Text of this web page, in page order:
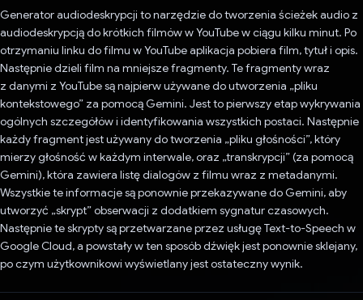
Generator audiodeskrypcji to narzędzie do tworzenia ścieżek audio z
audiodeskrypcją do krótkich filmów w YouTube w ciągu kilku minut. Po
otrzymaniu linku do filmu w YouTube aplikacja pobiera film, tytuł i opis.
Następnie dzieli film na mniejsze fragmenty. Te fragmenty wraz
z danymi z YouTube są najpierw używane do utworzenia „pliku
kontekstowego” za pomocą Gemini. Jest to pierwszy etap wykrywania
ogólnych szczegółów i identyfikowania wszystkich postaci. Następnie
każdy fragment jest używany do tworzenia „pliku głośności”, który
mierzy głośność w każdym interwale, oraz „transkrypcji” (za pomocą
Gemini), która zawiera listę dialogów z filmu wraz z metadanymi.
Wszystkie te informacje są ponownie przekazywane do Gemini, aby
utworzyć „skrypt” obserwacji z dodatkiem sygnatur czasowych.
Następnie te skrypty są przetwarzane przez usługę Text-to-Speech w
Google Cloud, a powstały w ten sposób dźwięk jest ponownie sklejany,
po czym użytkownikowi wyświetlany jest ostateczny wynik.